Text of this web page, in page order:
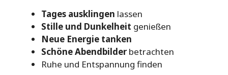
Tages ausklingen lassen
Stille und Dunkelheit genießen
Neue Energie tanken
Schöne Abendbilderbetrachten
Ruhe und Entspannung finden